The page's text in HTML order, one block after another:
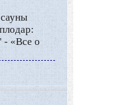
- «Все о